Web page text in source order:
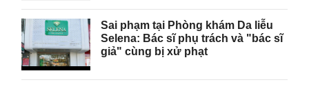
Sai phạm tại Phòng khám Da liễu
Selena: Bác sĩ phụ trách và "bác sĩ
giả" cùng bị xử phạt